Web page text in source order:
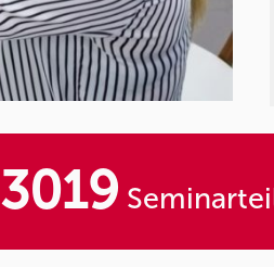
3019